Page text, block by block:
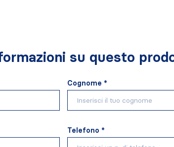
su questo
Cognome *
Telefono *